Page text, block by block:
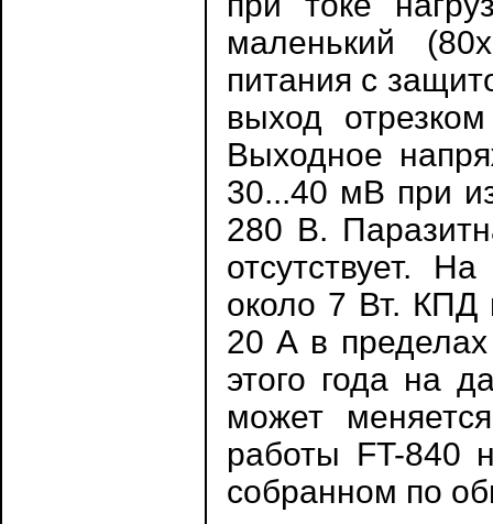
маленький
питания с
выход
Выходное
30...40 мВ при
280 В.
отсутствует.
около 7 Вт. КПД
20 А в
этого года на
может
работы FT-840
собранном по